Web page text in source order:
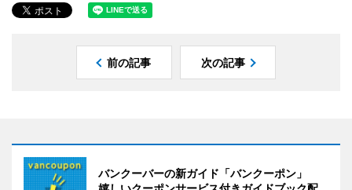
前の記事 次の記事
バンクーバーの新ガイド「バンクーポン」